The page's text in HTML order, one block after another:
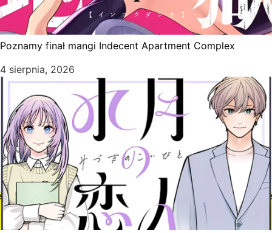
Poznamy finał mangi Indecent Apartment Complex
4 sierpnia, 2026